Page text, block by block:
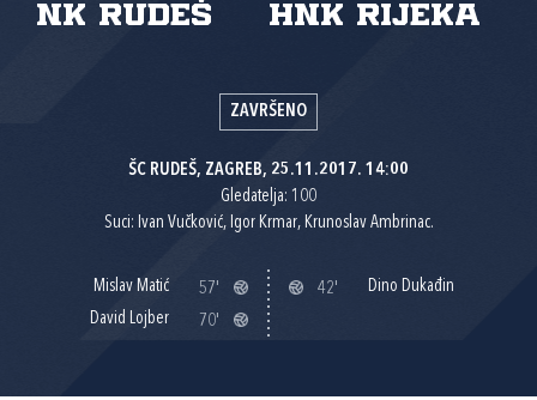
NK Rudeš HNK Rijeka
ZAVRŠENO
ŠC RUDEŠ, ZAGREB, 25.11.2017. 14:00
Gledatelja: 100
Suci: Ivan Vučković, Igor Krmar, Krunoslav Ambrinac.
Mislav Matić
57'
David Lojber
70'
42' Dino Dukađin